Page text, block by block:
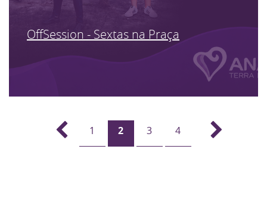
OffSession - Sextas na Praça
1 2 3 4